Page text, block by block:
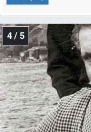
4 / 5